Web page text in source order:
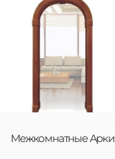
Межкомнатные Арки